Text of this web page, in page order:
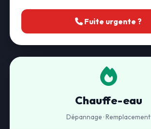
Fuite urgente ?
Chauffe-eau
Dépannage · Remplacement